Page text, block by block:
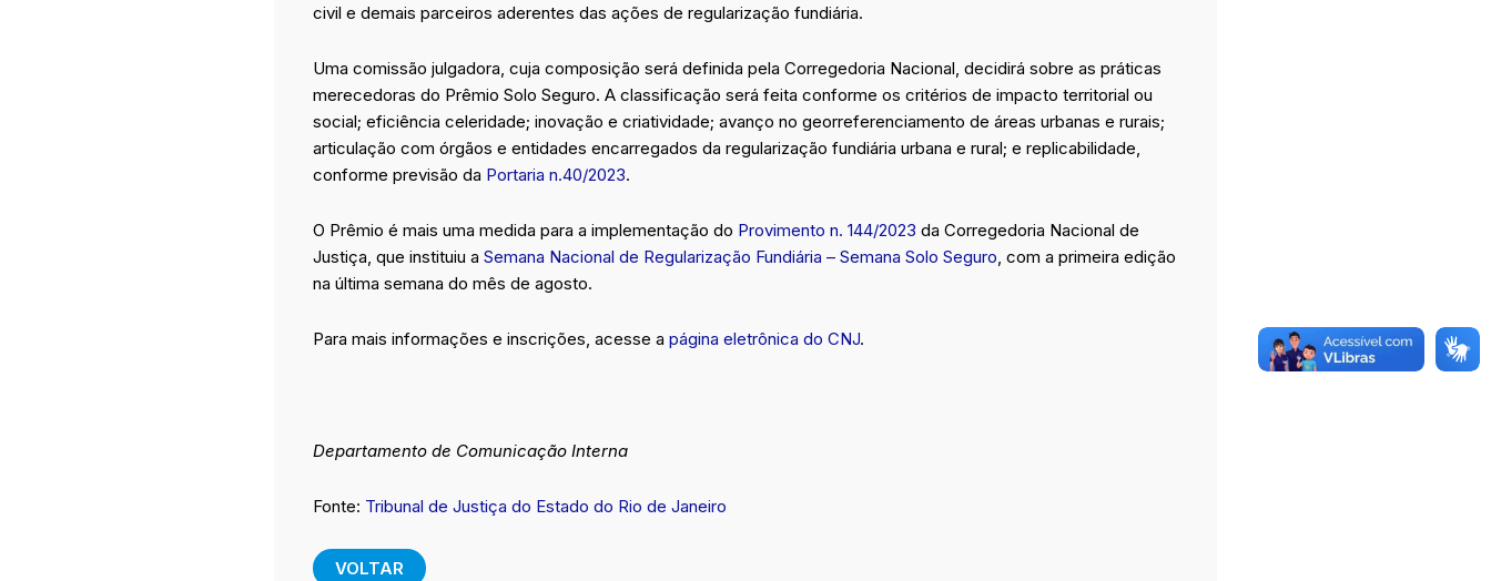
civil e demais parceiros aderentes das ações de regularização fundiária.
Uma comissão julgadora, cuja composição será definida pela Corregedoria Nacional, decidirá sobre as práticas
merecedoras do Prêmio Solo Seguro. A classificação será feita conforme os critérios de impacto territorial ou
social; eficiência celeridade; inovação e criatividade; avanço no georreferenciamento de áreas urbanas e rurais;
articulação com órgãos e entidades encarregados da regularização fundiária urbana e rural; e replicabilidade,
conforme previsão da Portaria n.40/2023.
O Prêmio é mais uma medida para a implementação do Provimento n. 144/2023 da Corregedoria Nacional de
Justiça, que instituiu a Semana Nacional de Regularização Fundiária – Semana Solo Seguro, com a primeira edição
na última semana do mês de agosto.
Para mais informações e inscrições, acesse a página eletrônica do CNJ.
Departamento de Comunicação Interna
Fonte: Tribunal de Justiça do Estado do Rio de Janeiro
VOLTAR